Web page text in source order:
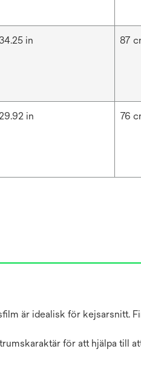
in 87
29.92 in 76
är idealisk för kejsarsnitt.
för att hjälpa till